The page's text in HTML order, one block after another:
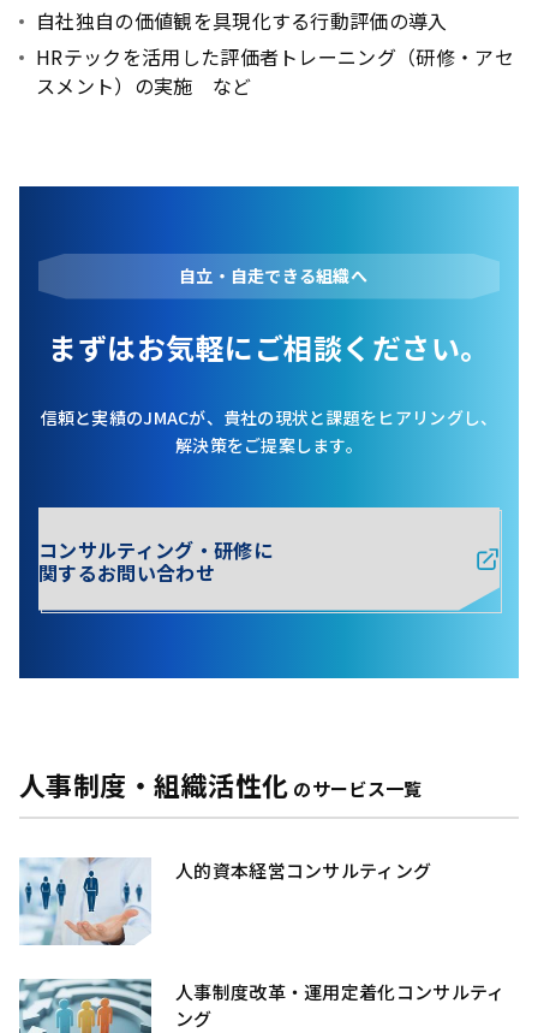
自社独自の価値観を具現化する行動評価の導入
HRテックを活用した評価者トレーニング（研修・アセ
スメント）の実施 など
まずはお気軽にご相談ください。
自立・自走できる組織へ
信頼と実績のJMACが、貴社の現状と課題をヒアリングし、
解決策をご提案します。
コンサルティング・研修に
関するお問い合わせ
人事制度・組織活性化 のサービス一覧
人的資本経営コンサルティング
人事制度改革・運用定着化コンサルティ
ング